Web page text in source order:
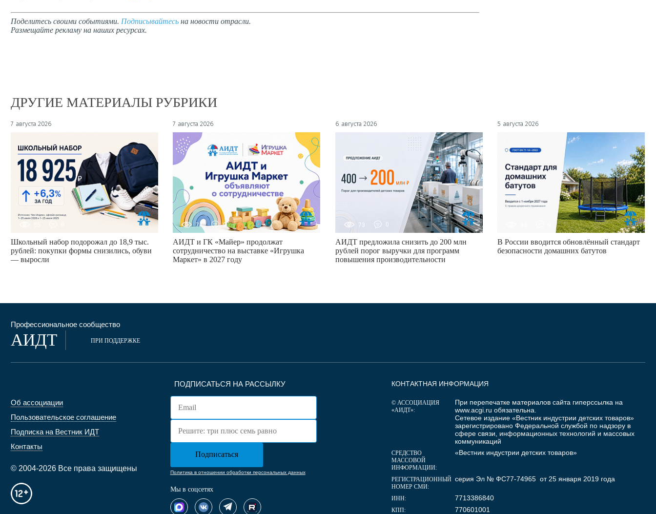
Поделитесь своими событиями. Подписывайтесь на новости отрасли.
Размещайте рекламу на наших ресурсах.
ДРУГИЕ МАТЕРИАЛЫ РУБРИКИ
7 августа 2026
Школьный набор подорожал до 18,9 тыс.
рублей: покупки формы снизились, обуви
— выросли
7 августа 2026
74 0
АИДТ и ГК «Майер» продолжат
сотрудничество на выставке «Игрушка
Маркет» в 2027 году
6 августа 2026
73 0
АИДТ предложила снизить до 200 млн
рублей порог выручки для программ
повышения производительности
5 августа 2026
В России вводится обновлённый стандарт
безопасности домашних батутов
Профессиональное сообщество
АИДТ ПРИ ПОДДЕРЖКЕ
Об ассоциации
Пользовательское соглашение
Подписка на Вестник ИДТ
Контакты
© 2004-2026 Все права защищены
ПОДПИСАТЬСЯ НА РАССЫЛКУ
Политика в отношении обработки персональных данных
Мы в соцсетях
КОНТАКТНАЯ ИНФОРМАЦИЯ
© АССОЦИАЦИЯ
«АИДТ»:
При перепечатке материалов сайта гиперссылка на
www.acgi.ru обязательна.
Сетевое издание «Вестник индустрии детских товаров»
зарегистрировано Федеральной службой по надзору в
сфере связи, информационных технологий и массовых
коммуникаций
СРЕДСТВО
МАССОВОЙ
ИНФОРМАЦИИ:
«Вестник индустрии детских товаров»
РЕГИСТРАЦИОННЫЙ
НОМЕР СМИ:
серия Эл № ФС77-74965 от 25 января 2019 года
ИНН: 7713386840
КПП: 770601001